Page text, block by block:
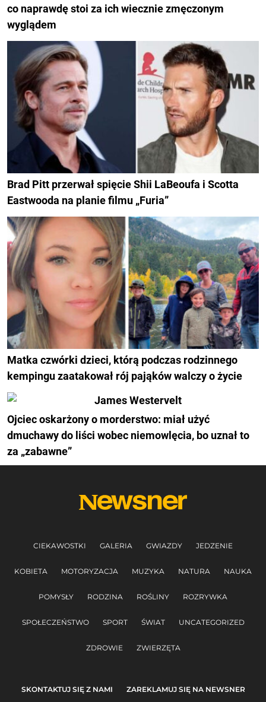
co naprawdę stoi za ich wiecznie zmęczonym
wyglądem
Brad Pitt przerwał spięcie Shii LaBeoufa i Scotta
Eastwooda na planie filmu „Furia”
Matka czwórki dzieci, którą podczas rodzinnego
kempingu zaatakował rój pająków walczy o życie
Ojciec oskarżony o morderstwo: miał użyć
dmuchawy do liści wobec niemowlęcia, bo uznał to
za „zabawne”
CIEKAWOSTKI GALERIA GWIAZDY JEDZENIE
KOBIETA MOTORYZACJA MUZYKA NATURA NAUKA
POMYSŁY RODZINA ROŚLINY ROZRYWKA
SPOŁECZEŃSTWO SPORT ŚWIAT UNCATEGORIZED
ZDROWIE ZWIERZĘTA
SKONTAKTUJ SIĘ Z NAMI ZAREKLAMUJ SIĘ NA NEWSNER